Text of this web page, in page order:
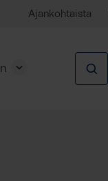
Ajankohtaista